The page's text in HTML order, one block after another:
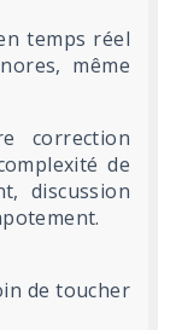
temps réel
même
correction
de
discussion
de toucher